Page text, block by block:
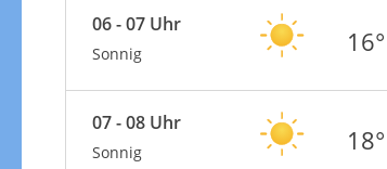
06 - 07 Uhr
Sonnig 16°
07 - 08 Uhr
Sonnig 18°